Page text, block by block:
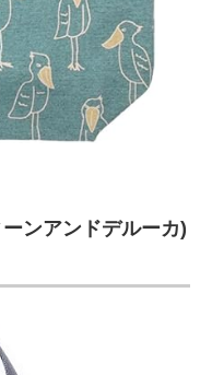
ンアンドデルーカ)